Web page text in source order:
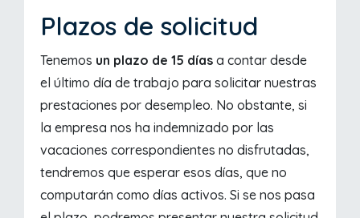
Plazos de solicitud
Tenemos un plazo de 15 díasa contar desde
el último día de trabajo para solicitar nuestras
prestaciones por desempleo. No obstante, si
la empresa nos ha indemnizado por las
vacaciones correspondientes no disfrutadas,
tendremos que esperar esos días, que no
computarán como días activos. Si se nos pasa